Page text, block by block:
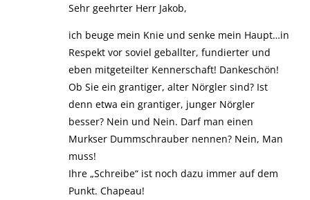
Sehr geehrter Herr Jakob,
ich beuge mein Knie und senke mein Haupt…in
Respekt vor soviel geballter, fundierter und
eben mitgeteilter Kennerschaft! Dankeschön!
Ob Sie ein grantiger, alter Nörgler sind? Ist
denn etwa ein grantiger, junger Nörgler
besser? Nein und Nein. Darf man einen
Murkser Dummschrauber nennen? Nein, Man
muss!
Ihre „Schreibe“ ist noch dazu immer auf dem
Punkt. Chapeau!